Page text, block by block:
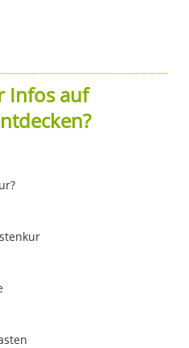
Infos auf